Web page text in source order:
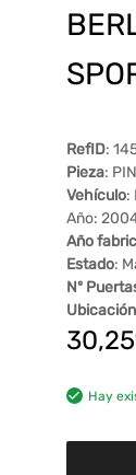
RefID:
Pieza:
Vehículo:
Año:
Año
Estado:
Nº
Ubicación
30,25
Hay